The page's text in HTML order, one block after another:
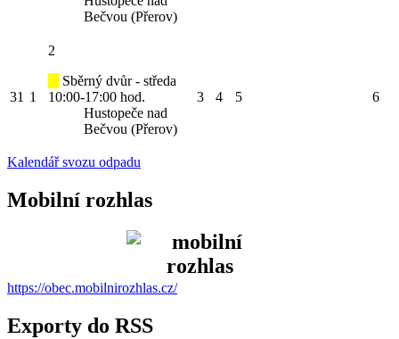
Bečvou (Přerov)
31 1
2
Sběrný dvůr - středa
10:00-17:00 hod.
Hustopeče nad
Bečvou (Přerov)
3 4 5 6
Kalendář svozu odpadu
Mobilní rozhlas
https://obec.mobilnirozhlas.cz/
Exporty do RSS